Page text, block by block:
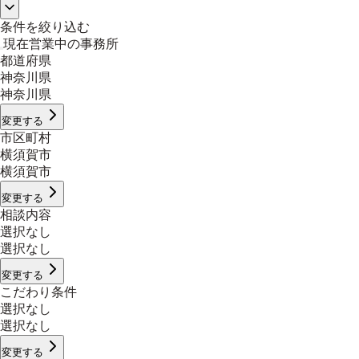
条件を絞り込む
現在営業中の事務所
都道府県
神奈川県
神奈川県
変更する
市区町村
横須賀市
横須賀市
変更する
相談内容
選択なし
選択なし
変更する
こだわり条件
選択なし
選択なし
変更する